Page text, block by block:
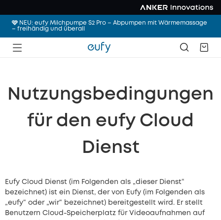
🩷 NEU: eufy Milchpumpe S2 Pro – Abpumpen mit Wärmemassage
– freihändig und überall
Nutzungsbedingungen
für den eufy Cloud
Dienst
Eufy Cloud Dienst (im Folgenden als „dieser Dienst“
bezeichnet) ist ein Dienst, der von Eufy (im Folgenden als
„eufy“ oder „wir“ bezeichnet) bereitgestellt wird. Er stellt
Benutzern Cloud-Speicherplatz für Videoaufnahmen auf